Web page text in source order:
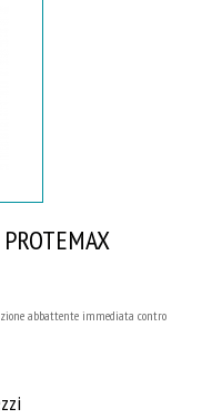
abbattente immediata contro